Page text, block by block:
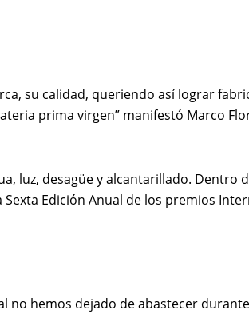
su calidad, queriendo así lograr
prima virgen” manifestó Marco
luz, desagüe y alcantarillado. Dentro
Edición Anual de los premios
no hemos dejado de abastecer